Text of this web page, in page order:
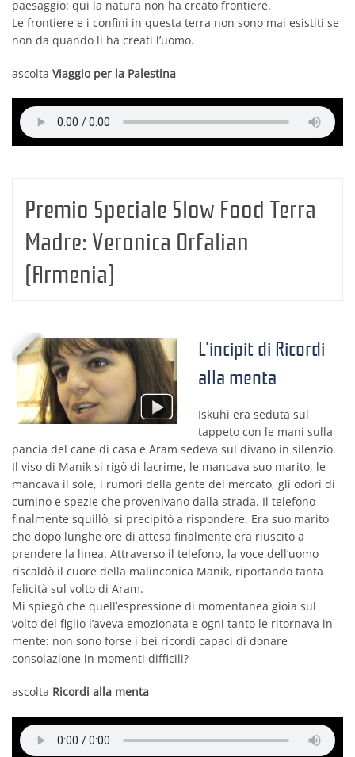
paesaggio: qui la natura non ha creato frontiere.
Le frontiere e i confini in questa terra non sono mai esistiti se
non da quando li ha creati l’uomo.
ascolta Viaggio per la Palestina
Premio Speciale Slow Food Terra
Madre: Veronica Orfalian
(Armenia)
L'incipit di Ricordi
alla menta
Iskuhì era seduta sul
tappeto con le mani sulla
pancia del cane di casa e Aram sedeva sul divano in silenzio.
Il viso di Manik si rigò di lacrime, le mancava suo marito, le
mancava il sole, i rumori della gente del mercato, gli odori di
cumino e spezie che provenivano dalla strada. Il telefono
finalmente squillò, si precipitò a rispondere. Era suo marito
che dopo lunghe ore di attesa finalmente era riuscito a
prendere la linea. Attraverso il telefono, la voce dell’uomo
riscaldò il cuore della malinconica Manik, riportando tanta
felicità sul volto di Aram.
Mi spiegò che quell’espressione di momentanea gioia sul
volto del figlio l’aveva emozionata e ogni tanto le ritornava in
mente: non sono forse i bei ricordi capaci di donare
consolazione in momenti difficili?
ascolta Ricordi alla menta